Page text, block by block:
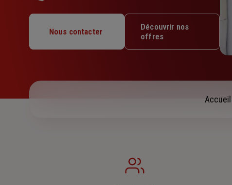
Mardi : 09h – 12h / 14h – 18h
Mercredi : 09h – 12h / 14h – 18h
Nous contacter
Découvrir nos
offres
Accueil